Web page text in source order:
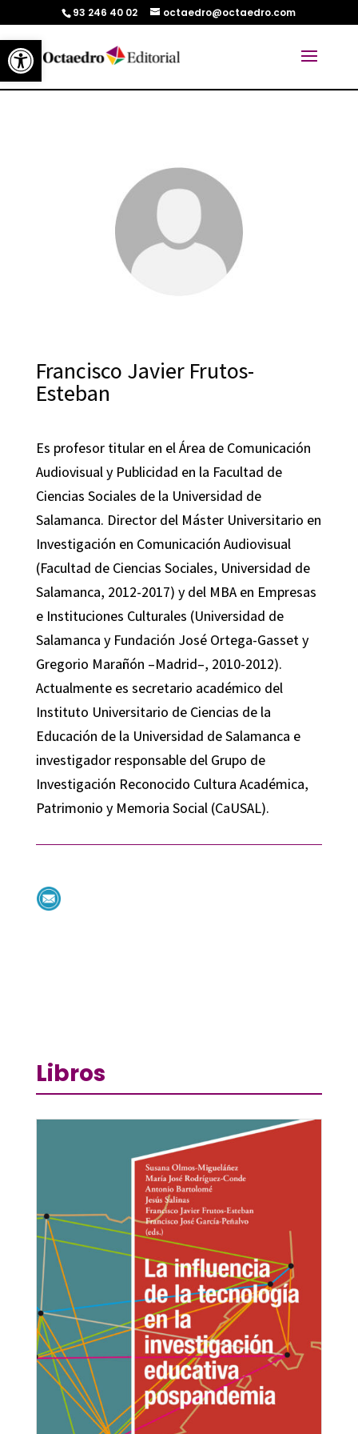
Abrir barra de herramientas
93 246 40 02 octaedro@octaedro.com
Francisco Javier Frutos-
Esteban
Es profesor titular en el Área de Comunicación
Audiovisual y Publicidad en la Facultad de
Ciencias Sociales de la Universidad de
Salamanca. Director del Máster Universitario en
Investigación en Comunicación Audiovisual
(Facultad de Ciencias Sociales, Universidad de
Salamanca, 2012-2017) y del MBA en Empresas
e Instituciones Culturales (Universidad de
Salamanca y Fundación José Ortega-Gasset y
Gregorio Marañón –‌Madrid–, 2010-2012).
Actualmente es secretario académico del
Instituto Universitario de Ciencias de la
Educación de la Universidad de Salamanca e
investigador responsable del Grupo de
Investigación Reconocido Cultura Académica,
Patrimonio y Memoria Social (CaUSAL).
Libros